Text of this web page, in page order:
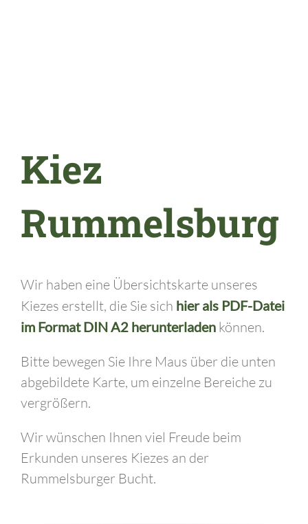
Kiez
Rummelsburg
Wir haben eine Übersichtskarte unseres
Kiezes erstellt, die Sie sich hier als PDF-Datei
im Format DIN A2 herunterladen können.
Bitte bewegen Sie Ihre Maus über die unten
abgebildete Karte, um einzelne Bereiche zu
vergrößern.
Wir wünschen Ihnen viel Freude beim
Erkunden unseres Kiezes an der
Rummelsburger Bucht.